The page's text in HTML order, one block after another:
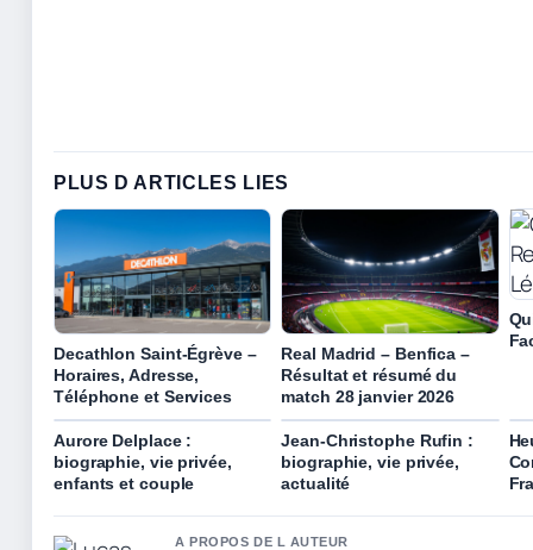
PLUS D ARTICLES LIES
Decathlon Saint-Égrève –
Horaires, Adresse,
Téléphone et Services
Real Madrid – Benfica –
Résultat et résumé du
match 28 janvier 2026
Aurore Delplace :
biographie, vie privée,
enfants et couple
Jean-Christophe Rufin :
biographie, vie privée,
actualité
A PROPOS DE L AUTEUR